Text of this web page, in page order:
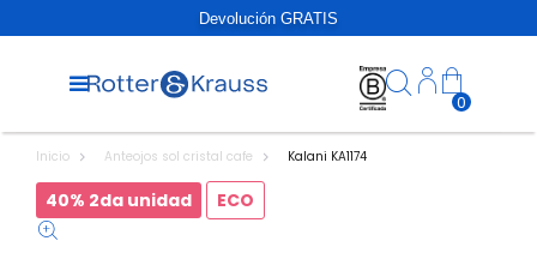
Devolución GRATIS
0
Inicio Anteojos sol cristal cafe Kalani KA1174
40% 2da unidad ECO